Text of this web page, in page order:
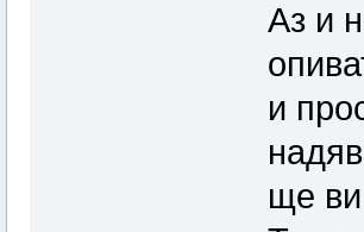
Аз и
и
ще ви